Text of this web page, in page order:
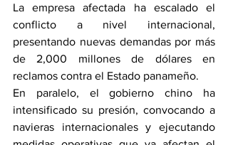
La empresa afectada ha escalado el
conflicto a nivel internacional,
presentando nuevas demandas por más
de 2,000 millones de dólares en
reclamos contra el Estado panameño.
En paralelo, el gobierno chino ha
intensificado su presión, convocando a
navieras internacionales y ejecutando